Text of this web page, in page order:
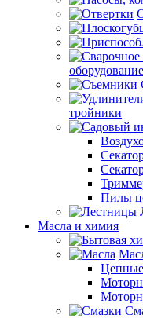
оборудование
тройники
Пилы
Масла и химия
Цепные